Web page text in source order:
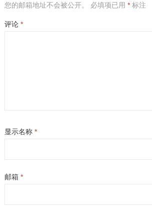
您的邮箱地址不会被公开。 必填项已用 *标注
评论 *
显示名称 *
邮箱 *